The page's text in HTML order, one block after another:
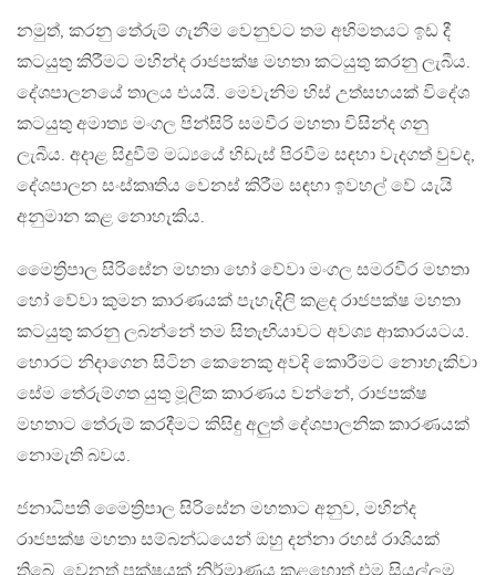
නමුත්, කරනු තේරුම් ගැනීම වෙනුවට තම අභිමතයට ඉඩ දී
කටයුතු කිරීමට මහින්ද රාජපක්ෂ මහතා කටයුතු කරනු ලැබීය.
දේශපාලනයේ තාලය එයයි. මෙවැනිම හිස් උත්සහයක් විදේශ
කටයුතු අමාත්‍ය මංගල පින්සිරි සමවීර මහතා විසින්ද ගනු
ලැබීය. අදාළ සිදුවීම් මධ්‍යයේ හිඩැස් පිරවීම සඳහා වැදගත් වුවද,
දේශපාලන සංස්කෘතිය වෙනස් කිරීම සඳහා ඉවහල් වේ යැයි
අනුමාන කළ නොහැකිය.
මෛත්‍රිපාල සිරිසේන මහතා හෝ වේවා මංගල සමරවීර මහතා
හෝ වේවා කුමන කාරණයක් පැහැදිලි කළද රාජපක්ෂ මහතා
කටයුතු කරනු ලබන්නේ තම සිතැඟියාවට අවශ්‍ය ආකාරයටය.
හොරට නිදාගෙන සිටින කෙනෙකු අවදි කොරීමට නොහැකිවා
සේම තේරුම්ගත යුතු මූලික කාරණය වන්නේ, රාජපක්ෂ
මහතාට තේරුම් කරදීමට කිසිඳු අලුත් දේශපාලනික කාරණයක්
නොමැති බවය.
ජනාධිපති මෛත්‍රිපාල සිරිසේන මහතාට අනුව, මහින්ද
රාජපක්ෂ මහතා සම්බන්ධයෙන් ඔහු දන්නා රහස් රාශියක්
තිබේ. වෙනත් පක්ෂයක් නිර්මාණය කළහොත් එම සියල්ලම